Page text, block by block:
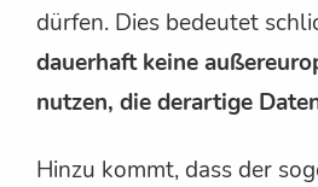
dürfen. Dies bedeutet
dauerhaft keine
nutzen, die derartige
Hinzu kommt, dass der